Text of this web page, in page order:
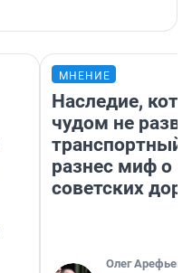
МНЕНИЕ
Наследие,
чудом не
транспортный
разнес миф о
советских
Олег Арефьев